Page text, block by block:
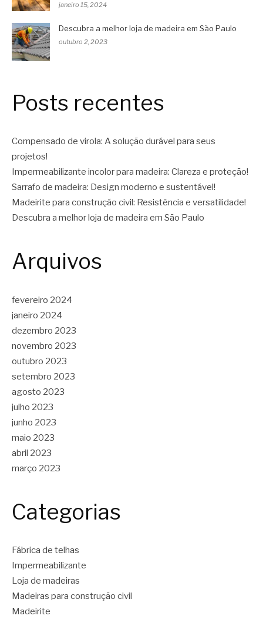
janeiro 15, 2024
Descubra a melhor loja de madeira em São Paulo
outubro 2, 2023
Posts recentes
Compensado de virola: A solução durável para seus
projetos!
Impermeabilizante incolor para madeira: Clareza e proteção!
Sarrafo de madeira: Design moderno e sustentável!
Madeirite para construção civil: Resistência e versatilidade!
Descubra a melhor loja de madeira em São Paulo
Arquivos
fevereiro 2024
janeiro 2024
dezembro 2023
novembro 2023
outubro 2023
setembro 2023
agosto 2023
julho 2023
junho 2023
maio 2023
abril 2023
março 2023
Categorias
Fábrica de telhas
Impermeabilizante
Loja de madeiras
Madeiras para construção civil
Madeirite